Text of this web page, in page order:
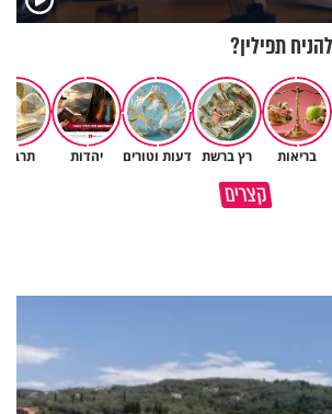
תפילין?
בריאות רץ ברשת דעות וטורים יהדות
קצרים
איך ייתכן שיש אנשים שיודעים
שהתורה אמת, ובכל זאת לא